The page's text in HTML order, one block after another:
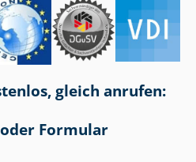
gleich anrufen:
oder Formular